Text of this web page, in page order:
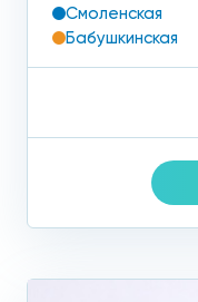
Смоленская
Бабушкинская